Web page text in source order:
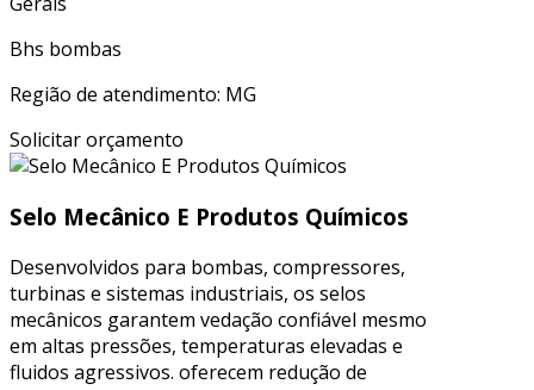
Bhs bombas
Região de atendimento: MG
Solicitar orçamento
Selo Mecânico E Produtos Químicos
Desenvolvidos para bombas, compressores,
turbinas e sistemas industriais, os selos
mecânicos garantem vedação confiável mesmo
em altas pressões, temperaturas elevadas e
fluidos agressivos. oferecem redução de